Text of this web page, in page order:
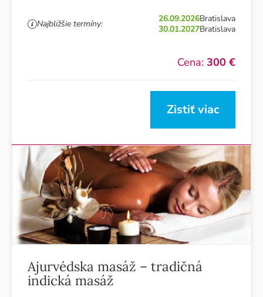
Najbližšie termíny: 26.09.2026Bratislava
30.01.2027Bratislava
Cena: 300 €
Zistiť viac
Ajurvédska masáž – tradičná
indická masáž